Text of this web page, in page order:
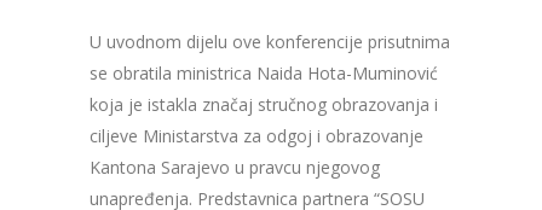
U uvodnom dijelu ove konferencije prisutnima
se obratila ministrica Naida Hota-Muminović
koja je istakla značaj stručnog obrazovanja i
ciljeve Ministarstva za odgoj i obrazovanje
Kantona Sarajevo u pravcu njegovog
unapređenja. Predstavnica partnera “SOSU